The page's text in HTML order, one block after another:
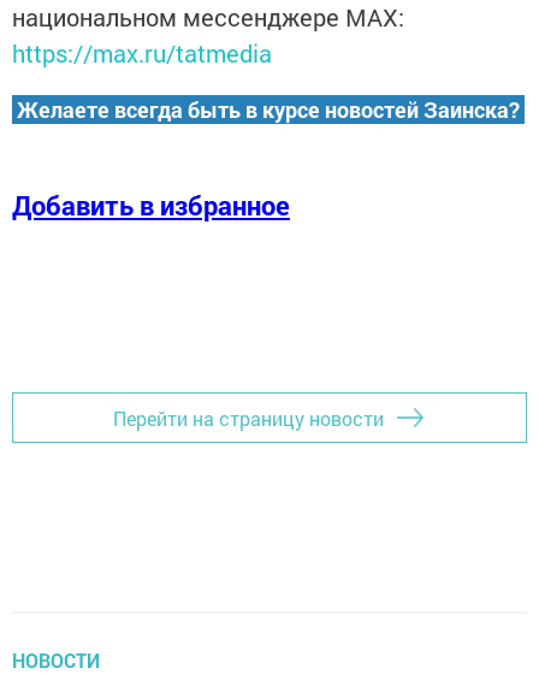
национальном мессенджере MАХ:
https://max.ru/tatmedia
Желаете всегда быть в курсе новостей Заинска?
Добавить в избранное
Перейти на страницу новости
НОВОСТИ